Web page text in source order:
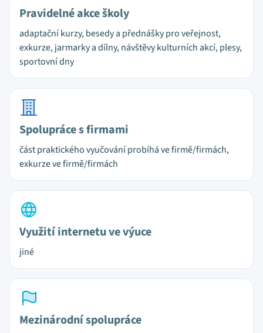
Pravidelné akce školy
adaptační kurzy, besedy a přednášky pro veřejnost,
exkurze, jarmarky a dílny, návštěvy kulturních akcí, plesy,
sportovní dny
Spolupráce s firmami
část praktického vyučování probíhá ve firmě/firmách,
exkurze ve firmě/firmách
Využití internetu ve výuce
jiné
Mezinárodní spolupráce